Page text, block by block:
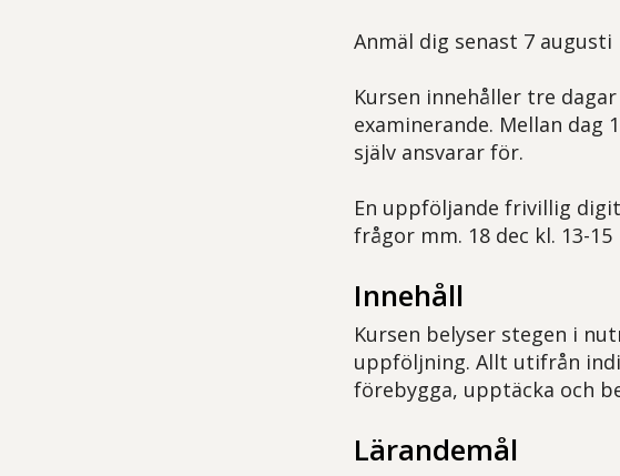
Anmäl dig senast 7 augusti
Kursen innehåller tre
examinerande. Mellan dag
själv ansvarar för.
En uppföljande frivillig
frågor mm. 18 dec kl. 13-15
Innehåll
Kursen belyser stegen i
uppföljning. Allt utifrån
förebygga, upptäcka och
Lärandemål